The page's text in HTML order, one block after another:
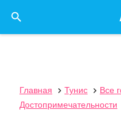

Главная  Тунис  Все
Достопримечательности